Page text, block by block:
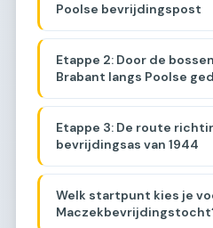
Poolse bevrijdingspost
Etappe 2: Door de
Brabant langs Poolse
Etappe 3: De route
bevrijdingsas van 1944
Welk startpunt kies je